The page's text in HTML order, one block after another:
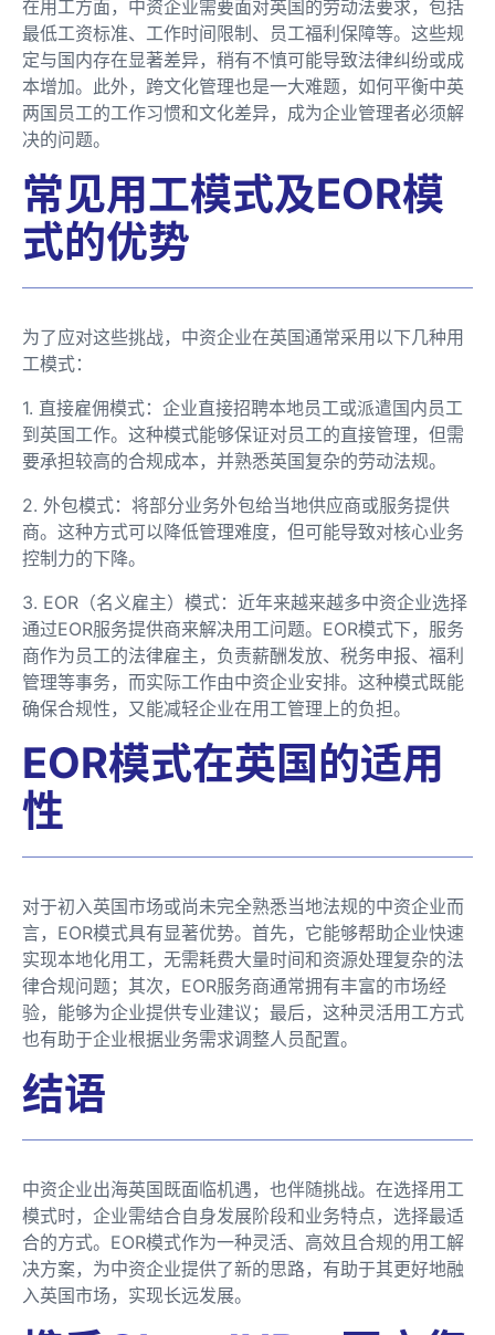
在用工方面，中资企业需要面对英国的劳动法要求，包括
最低工资标准、工作时间限制、员工福利保障等。这些规
定与国内存在显著差异，稍有不慎可能导致法律纠纷或成
本增加。此外，跨文化管理也是一大难题，如何平衡中英
两国员工的工作习惯和文化差异，成为企业管理者必须解
决的问题。
常见用工模式及EOR模
式的优势
为了应对这些挑战，中资企业在英国通常采用以下几种用
工模式：
1. 直接雇佣模式：企业直接招聘本地员工或派遣国内员工
到英国工作。这种模式能够保证对员工的直接管理，但需
要承担较高的合规成本，并熟悉英国复杂的劳动法规。
2. 外包模式：将部分业务外包给当地供应商或服务提供
商。这种方式可以降低管理难度，但可能导致对核心业务
控制力的下降。
3. EOR（名义雇主）模式：近年来越来越多中资企业选择
通过EOR服务提供商来解决用工问题。EOR模式下，服务
商作为员工的法律雇主，负责薪酬发放、税务申报、福利
管理等事务，而实际工作由中资企业安排。这种模式既能
确保合规性，又能减轻企业在用工管理上的负担。
EOR模式在英国的适用
性
对于初入英国市场或尚未完全熟悉当地法规的中资企业而
言，EOR模式具有显著优势。首先，它能够帮助企业快速
实现本地化用工，无需耗费大量时间和资源处理复杂的法
律合规问题；其次，EOR服务商通常拥有丰富的市场经
验，能够为企业提供专业建议；最后，这种灵活用工方式
也有助于企业根据业务需求调整人员配置。
结语
中资企业出海英国既面临机遇，也伴随挑战。在选择用工
模式时，企业需结合自身发展阶段和业务特点，选择最适
合的方式。EOR模式作为一种灵活、高效且合规的用工解
决方案，为中资企业提供了新的思路，有助于其更好地融
入英国市场，实现长远发展。